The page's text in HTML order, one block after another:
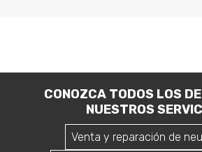
CONOZCA TODOS LOS
NUESTROS
Venta y reparación de